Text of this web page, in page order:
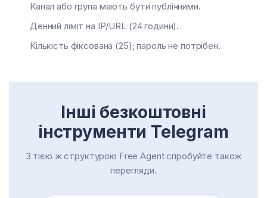
Канал або група мають бути публічними.
Денний ліміт на IP/URL (24 години).
Кількість фіксована (25); пароль не потрібен.
Інші безкоштовні
інструменти Telegram
З тією ж структурою Free Agent спробуйте також
перегляди.